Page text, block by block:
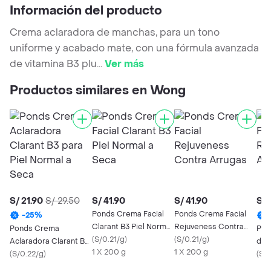
Información del producto
Crema aclaradora de manchas, para un tono
uniforme y acabado mate, con una fórmula avanzada
de vitamina B3 plu...Ver más
Productos similares en Wong
S/ 21.90 S/ 29.50
-25%
Ponds Crema
Aclaradora Clarant B3
para Piel Normal a
(S/0.22/g)
S/ 41.90
Ponds Crema Facial
Clarant B3 Piel Normal
a Seca
(S/0.21/g)
1 X 200 g
S/ 41.90
Ponds Crema Facial
Rejuveness Contra
Arrugas
(S/0.21/g)
1 X 200 g
S/
de
(S/